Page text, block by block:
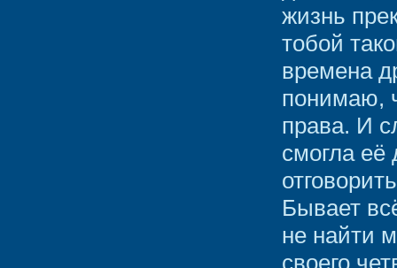
жизнь
тобой
времена
понимаю,
права. И
смогла её
Бывает
не найти
своего